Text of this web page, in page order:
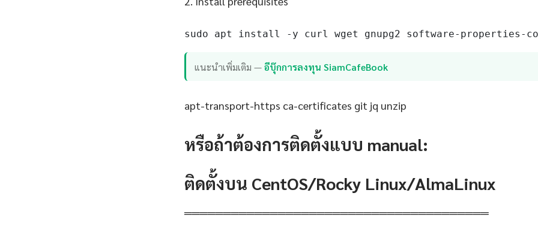
sudo apt install -y curl wget gnupg2 software-properties-
แนะนำเพิ่มเติม —อีบุ๊กการลงทุน SiamCafeBook
apt-transport-https ca-certificates git jq unzip
หรือถ้าต้องการติดตั้งแบบ manual:
ติดตั้งบน CentOS/Rocky Linux/AlmaLinux
═══════════════════════════════════════